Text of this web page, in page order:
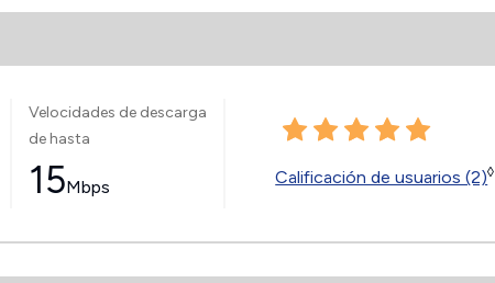
Velocidades de descarga
de hasta
15Mbps Calificación de usuarios (2)◊